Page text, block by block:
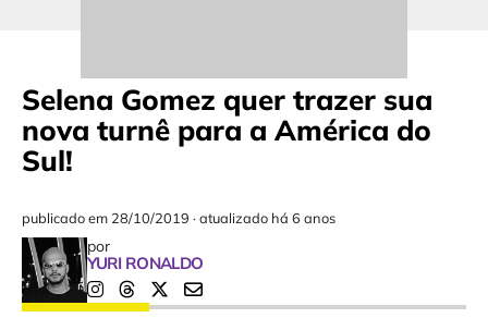
Selena Gomez quer trazer sua
nova turnê para a América do
Sul!
publicado em 28/10/2019 ·atualizado há 6 anos
por
YURI RONALDO